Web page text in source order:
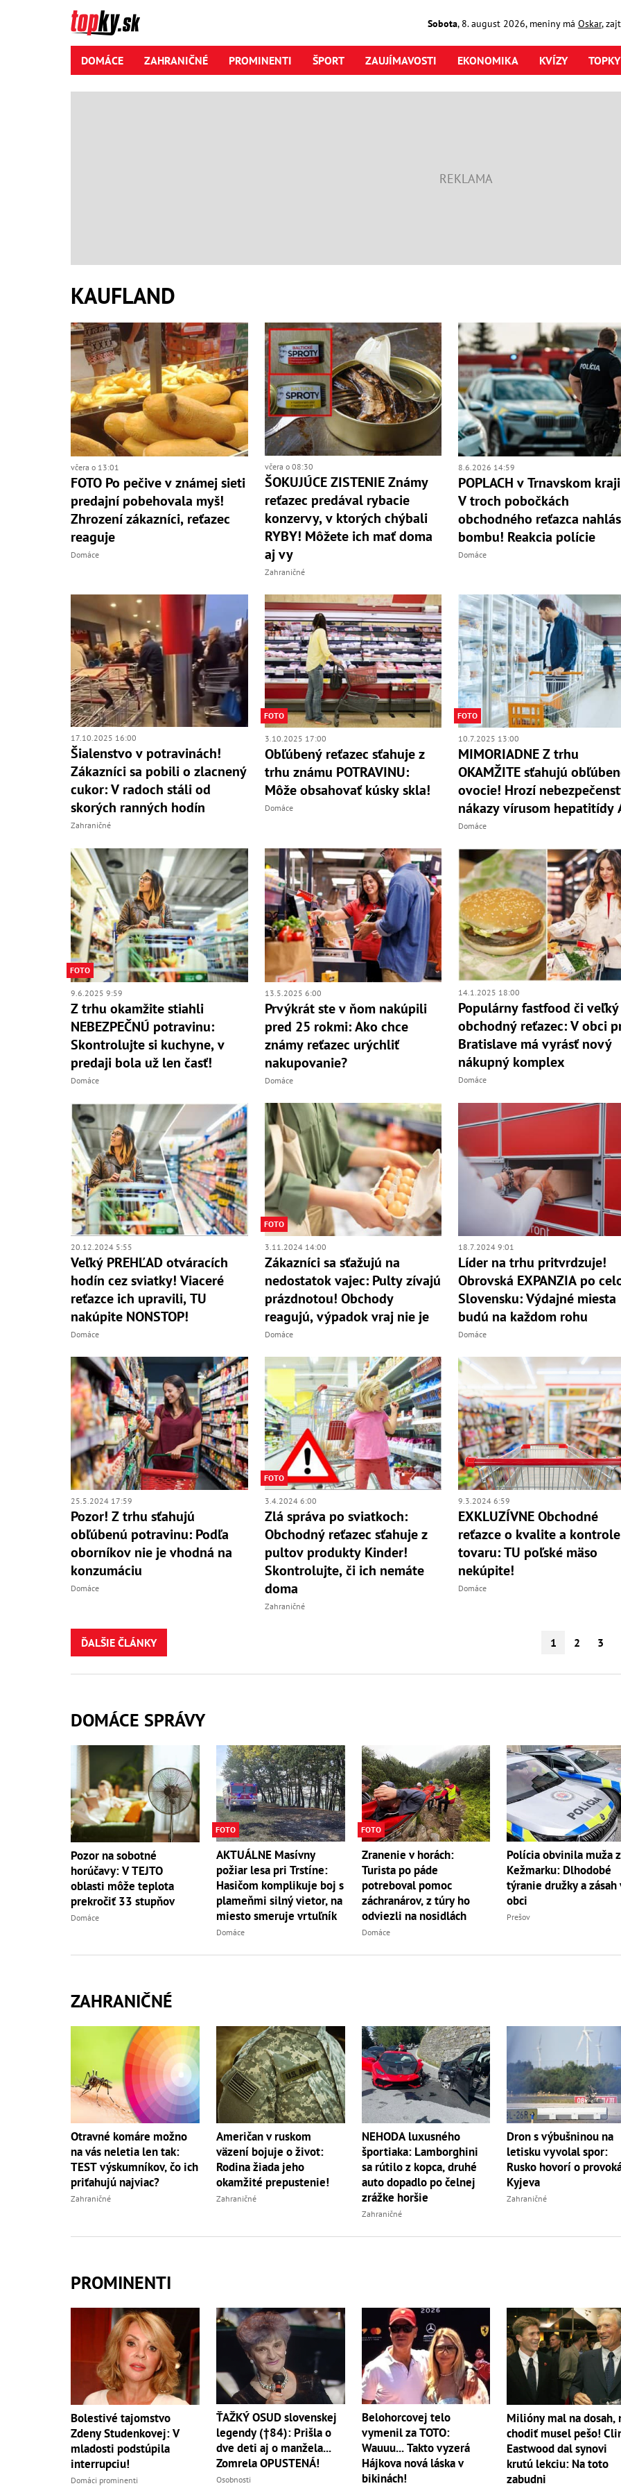
Sobota, 8. august2026, meniny má Oskar,
DOMÁCE ZAHRANIČNÉ PROMINENTI ŠPORT ZAUJÍMAVOSTI EKONOMIKA KVÍZY
KAUFLAND
včera o 13:01
FOTO Po pečive v známej sieti
predajní pobehovala myš!
Zhrození zákazníci, reťazec
reaguje
Domáce
včera o 08:30
ŠOKUJÚCE ZISTENIE Známy
reťazec predával rybacie
konzervy, v ktorých chýbali
RYBY! Môžete ich mať doma
aj vy
Zahraničné
8.6.2026 14:59
POPLACH v Trnavskom
V troch pobočkách
obchodného reťazca
bombu! Reakcia polície
Domáce
17.10.2025 16:00
Šialenstvo v potravinách!
Zákazníci sa pobili o zlacnený
cukor: V radoch stáli od
skorých ranných hodín
Zahraničné
FOTO
3.10.2025 17:00
Obľúbený reťazec sťahuje z
trhu známu POTRAVINU:
Môže obsahovať kúsky skla!
Domáce
FOTO
10.7.2025 13:00
MIMORIADNE Z trhu
OKAMŽITE sťahujú
ovocie! Hrozí
nákazy vírusom hepatitídy
Domáce
FOTO
9.6.2025 9:59
Z trhu okamžite stiahli
NEBEZPEČNÚ potravinu:
Skontrolujte si kuchyne, v
predaji bola už len časť!
Domáce
13.5.2025 6:00
Prvýkrát ste v ňom nakúpili
pred 25 rokmi: Ako chce
známy reťazec urýchliť
nakupovanie?
Domáce
14.1.2025 18:00
Populárny fastfood či veľký
obchodný reťazec: V obci
Bratislave má vyrásť nový
nákupný komplex
Domáce
20.12.2024 5:55
Veľký PREHĽAD otváracích
hodín cez sviatky! Viaceré
reťazce ich upravili, TU
nakúpite NONSTOP!
Domáce
FOTO
3.11.2024 14:00
Zákazníci sa sťažujú na
nedostatok vajec: Pulty zívajú
prázdnotou! Obchody
reagujú, výpadok vraj nie je
Domáce
18.7.2024 9:01
Líder na trhu pritvrdzuje!
Obrovská EXPANZIA po
Slovensku: Výdajné miesta
budú na každom rohu
Domáce
25.5.2024 17:59
Pozor! Z trhu sťahujú
obľúbenú potravinu: Podľa
oborníkov nie je vhodná na
konzumáciu
Domáce
FOTO
3.4.2024 6:00
Zlá správa po sviatkoch:
Obchodný reťazec sťahuje z
pultov produkty Kinder!
Skontrolujte, či ich nemáte
doma
Zahraničné
9.3.2024 6:59
EXKLUZÍVNE Obchodné
reťazce o kvalite a kontrole
tovaru: TU poľské mäso
nekúpite!
Domáce
ĎALŠIE ČLÁNKY 1 2 3
DOMÁCE SPRÁVY
Pozor na sobotné
horúčavy: V TEJTO
oblasti môže teplota
prekročiť 33 stupňov
Domáce
FOTO
AKTUÁLNE Masívny
požiar lesa pri Trstíne:
Hasičom komplikuje boj s
plameňmi silný vietor, na
miesto smeruje vrtuľník
Domáce
FOTO
Zranenie v horách:
Turista po páde
potreboval pomoc
záchranárov, z túry ho
odviezli na nosidlách
Domáce
Polícia obvinila muža z
Kežmarku: Dlhodobé
týranie družky a zásah
obci
Prešov
ZAHRANIČNÉ
Otravné komáre možno
na vás neletia len tak:
TEST výskumníkov, čo ich
priťahujú najviac?
Zahraničné
Američan v ruskom
väzení bojuje o život:
Rodina žiada jeho
okamžité prepustenie!
Zahraničné
NEHODA luxusného
športiaka: Lamborghini
sa rútilo z kopca, druhé
auto dopadlo po čelnej
zrážke horšie
Zahraničné
Dron s výbušninou na
letisku vyvolal spor:
Rusko hovorí o
Kyjeva
Zahraničné
PROMINENTI
Bolestivé tajomstvo
Zdeny Studenkovej: V
mladosti podstúpila
interrupciu!
Domáci prominenti
ŤAŽKÝ OSUD slovenskej
legendy (†84): Prišla o
dve deti aj o manžela...
Zomrela OPUSTENÁ!
Osobnosti
Belohorcovej telo
vymenil za TOTO:
Wauuu... Takto vyzerá
Hájkova nová láska v
bikinách!
Milióny mal na dosah,
chodiť musel pešo!
Eastwood dal synovi
krutú lekciu: Na toto
zabudni